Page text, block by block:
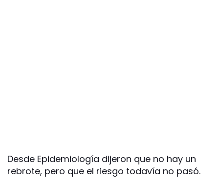
Desde Epidemiología dijeron que no hay un
rebrote, pero que el riesgo todavía no pasó.